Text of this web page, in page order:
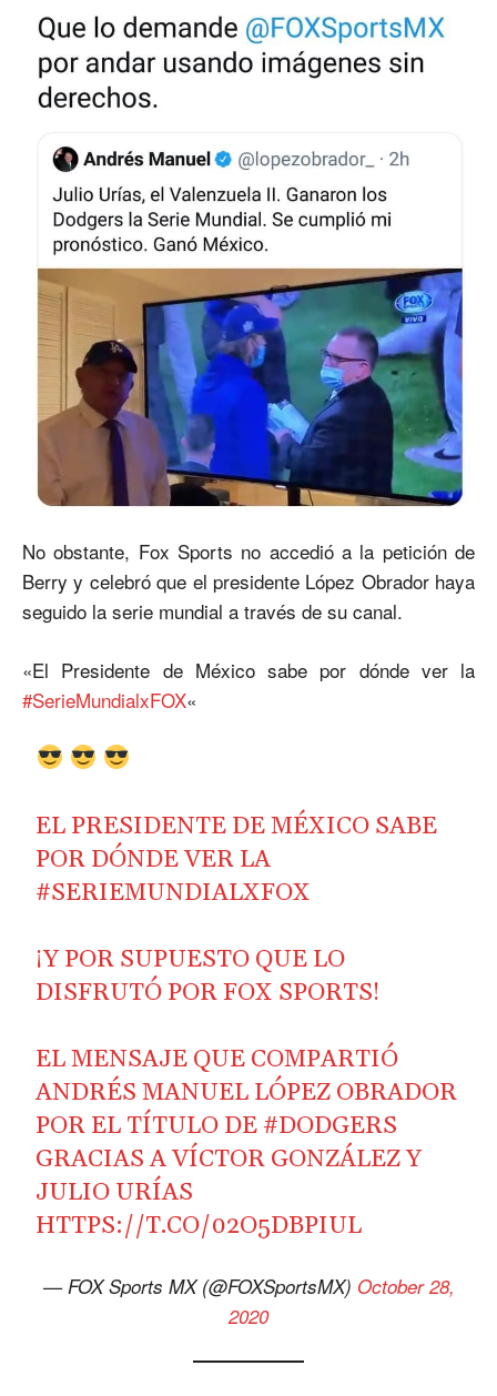
No obstante, Fox Sports no accedió a la petición de
Berry y celebró que el presidente López Obrador haya
seguido la serie mundial a través de su canal.
«El Presidente de México sabe por dónde ver la
#SerieMundialxFOX«
EL PRESIDENTE DE MÉXICO SABE
POR DÓNDE VER LA
#SERIEMUNDIALXFOX
¡Y POR SUPUESTO QUE LO
DISFRUTÓ POR FOX SPORTS!
EL MENSAJE QUE COMPARTIÓ
ANDRÉS MANUEL LÓPEZ OBRADOR
POR EL TÍTULO DE #DODGERS
GRACIAS A VÍCTOR GONZÁLEZ Y
JULIO URÍAS
HTTPS://T.CO/02O5DBPIUL
— FOX Sports MX (@FOXSportsMX) October 28,
2020